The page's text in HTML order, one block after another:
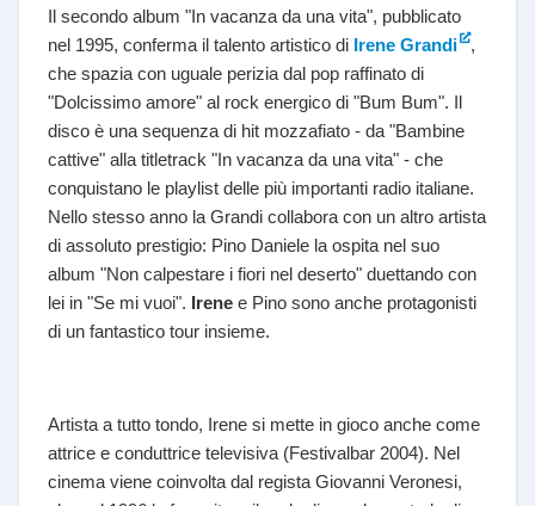
Il secondo album "In vacanza da una vita", pubblicato
nel 1995, conferma il talento artistico di Irene Grandi
,
che spazia con uguale perizia dal pop raffinato di
"Dolcissimo amore" al rock energico di "Bum Bum". Il
disco è una sequenza di hit mozzafiato - da "Bambine
cattive" alla titletrack "In vacanza da una vita" - che
conquistano le playlist delle più importanti radio italiane.
Nello stesso anno la Grandi collabora con un altro artista
di assoluto prestigio: Pino Daniele la ospita nel suo
album "Non calpestare i fiori nel deserto" duettando con
lei in "Se mi vuoi". Irene e Pino sono anche protagonisti
di un fantastico tour insieme.
Artista a tutto tondo, Irene si mette in gioco anche come
attrice e conduttrice televisiva (Festivalbar 2004). Nel
cinema viene coinvolta dal regista Giovanni Veronesi,